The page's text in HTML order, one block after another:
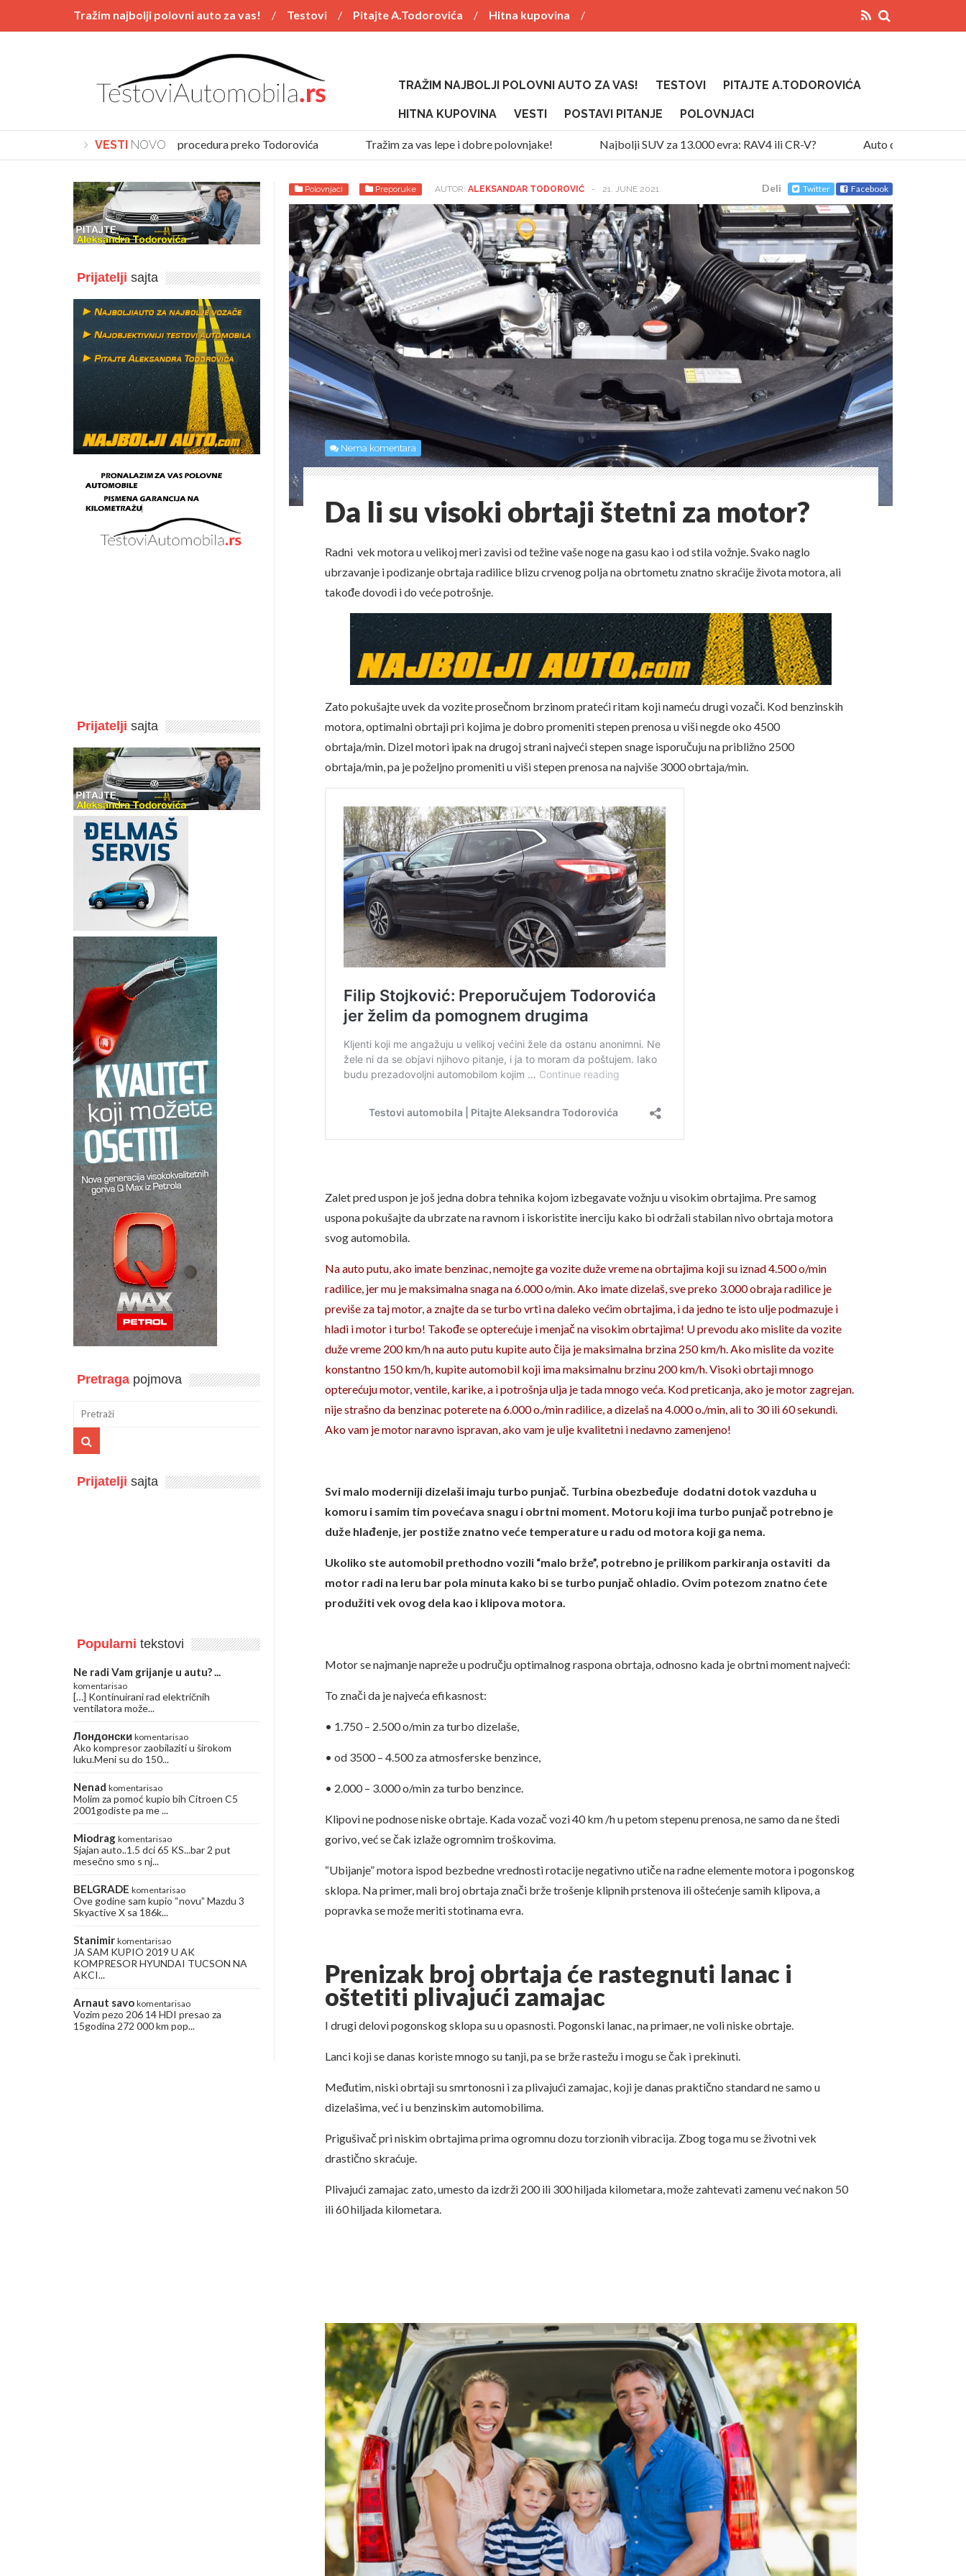
Tražim najbolji polovni auto za vas! Testovi Pitajte A.Todorovića
Hitna kupovina
Vesti
POSTAVI PITANJE Polovnjaci
TRAŽIM NAJBOLJI POLOVNI AUTO ZA VAS! TESTOVI PITAJTE A.TODOROVIĆA
HITNA KUPOVINA VESTI POSTAVI PITANJE POLOVNJACI
VESTI NOVO
Kupovina automobila procedura preko Todorovića Tražim za vas lepe i dobre polovnjake! Najbolji SUV za 13.000 evra: RAV4 ili CR-V? Auto diže temperaturu
Polovnjaci Preporuke AUTOR: ALEKSANDAR TODOROVIĆ - 21. JUNE 2021. Deli Twitter Facebook
Nema komentara
Da li su visoki obrtaji štetni za motor?
Radni vek motora u velikoj meri zavisi od težine vaše noge na gasu kao i od stila vožnje. Svako naglo
ubrzavanje i podizanje obrtaja radilice blizu crvenog polja na obrtometu znatno skraćije života motora, ali
takođe dovodi i do veće potrošnje.
Zato pokušajte uvek da vozite prosečnom brzinom prateći ritam koji nameću drugi vozači. Kod benzinskih
motora, optimalni obrtaji pri kojima je dobro promeniti stepen prenosa u viši negde oko 4500
obrtaja/min. Dizel motori ipak na drugoj strani najveći stepen snage isporučuju na približno 2500
obrtaja/min, pa je poželjno promeniti u viši stepen prenosa na najviše 3000 obrtaja/min.
Zalet pred uspon je još jedna dobra tehnika kojom izbegavate vožnju u visokim obrtajima. Pre samog
uspona pokušajte da ubrzate na ravnom i iskoristite inerciju kako bi održali stabilan nivo obrtaja motora
svog automobila.
Na auto putu, ako imate benzinac, nemojte ga vozite duže vreme na obrtajima koji su iznad 4.500 o/min
radilice, jer mu je maksimalna snaga na 6.000 o/min. Ako imate dizelaš, sve preko 3.000 obraja radilice je
previše za taj motor, a znajte da se turbo vrti na daleko većim obrtajima, i da jedno te isto ulje podmazuje i
hladi i motor i turbo! Takođe se opterećuje i menjač na visokim obrtajima! U prevodu ako mislite da vozite
duže vreme 200 km/h na auto putu kupite auto čija je maksimalna brzina 250 km/h. Ako mislite da vozite
konstantno 150 km/h, kupite automobil koji ima maksimalnu brzinu 200 km/h. Visoki obrtaji mnogo
opterećuju motor, ventile, karike, a i potrošnja ulja je tada mnogo veća. Kod preticanja, ako je motor zagrejan.
nije strašno da benzinac poterete na 6.000 o./min radilice, a dizelaš na 4.000 o./min, ali to 30 ili 60 sekundi.
Ako vam je motor naravno ispravan, ako vam je ulje kvalitetni i nedavno zamenjeno!
Svi malo moderniji dizelaši imaju turbo punjač. Turbina obezbeđuje dodatni dotok vazduha u
komoru i samim tim povećava snagu i obrtni moment. Motoru koji ima turbo punjač potrebno je
duže hlađenje, jer postiže znatno veće temperature u radu od motora koji ga nema.
Ukoliko ste automobil prethodno vozili “malo brže”, potrebno je prilikom parkiranja ostaviti da
motor radi na leru bar pola minuta kako bi se turbo punjač ohladio. Ovim potezom znatno ćete
produžiti vek ovog dela kao i klipova motora.
Motor se najmanje napreže u području optimalnog raspona obrtaja, odnosno kada je obrtni moment najveći:
To znači da je najveća efikasnost:
• 1.750 – 2.500 o/min za turbo dizelaše,
• od 3500 – 4.500 za atmosferske benzince,
• 2.000 – 3.000 o/min za turbo benzince.
Klipovi ne podnose niske obrtaje. Kada vozač vozi 40 km /h u petom stepenu prenosa, ne samo da ne štedi
gorivo, već se čak izlaže ogromnim troškovima.
“Ubijanje” motora ispod bezbedne vrednosti rotacije negativno utiče na radne elemente motora i pogonskog
sklopa. Na primer, mali broj obrtaja znači brže trošenje klipnih prstenova ili oštećenje samih klipova, a
popravka se može meriti stotinama evra.
Prenizak broj obrtaja će rastegnuti lanac i
oštetiti plivajući zamajac
I drugi delovi pogonskog sklopa su u opasnosti. Pogonski lanac, na primaer, ne voli niske obrtaje.
Lanci koji se danas koriste mnogo su tanji, pa se brže rastežu i mogu se čak i prekinuti.
Međutim, niski obrtaji su smrtonosni i za plivajući zamajac, koji je danas praktično standard ne samo u
dizelašima, već i u benzinskim automobilima.
Prigušivač pri niskim obrtajima prima ogromnu dozu torzionih vibracija. Zbog toga mu se životni vek
drastično skraćuje.
Plivajući zamajac zato, umesto da izdrži 200 ili 300 hiljada kilometara, može zahtevati zamenu već nakon 50
ili 60 hiljada kilometara.
Prijatelji sajta
Prijatelji sajta
Pretraga pojmova
Prijatelji sajta
Popularni tekstovi
Ne radi Vam grijanje u autu? ...
komentarisao
[…] Kontinuirani rad električnih
ventilatora može...
Лондонски komentarisao
Ako kompresor zaobilaziti u širokom
luku.Meni su do 150...
Nenad komentarisao
Molim za pomoć kupio bih Citroen C5
2001godiste pa me ...
Miodrag komentarisao
Sjajan auto..1.5 dci 65 KS...bar 2 put
mesečno smo s nj...
BELGRADE komentarisao
Ove godine sam kupio “novu” Mazdu 3
Skyactive X sa 186k...
Stanimir komentarisao
JA SAM KUPIO 2019 U AK
KOMPRESOR HYUNDAI TUCSON NA
AKCI...
Arnaut savo komentarisao
Vozim pezo 206 14 HDI presao za
15godina 272 000 km pop...